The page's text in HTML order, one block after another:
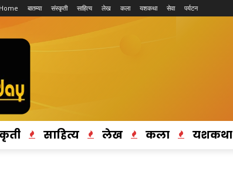
Home बातम्या संस्कृती साहित्य लेख कला यशकथा सेवा पर्यटन
साहित्य लेख कला यशकथा